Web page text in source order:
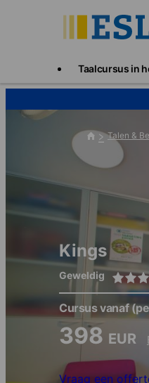
Taalcursus in
Talen &
Kings
Geweldig
Cursus vanaf
398 EUR
Vraag een